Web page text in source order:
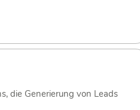
die Generierung von Leads